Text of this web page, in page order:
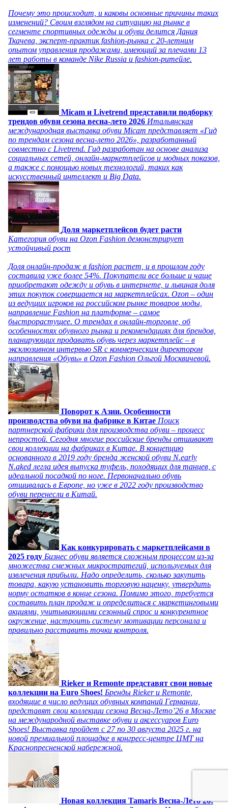
Почему это происходит, и каковы основные причины таких
изменений? Своим взглядом на ситуацию на рынке в
сегменте спортивных одежды и обуви делится Дания
Ткачева, эксперт-практик fashion-рынка с 20-летним
опытом управления продажами, имеющий за плечами 13
лет работы в команде Nike Russia и fashion-ритейле.
Micam и Livetrend представили подборку
трендов обуви сезона весна-лето 2026 Итальянская
международная выставка обуви Micam представляет «Гид
по трендам сезона весна-лето 2026», разработанный
совместно с Livetrend. Гид разработан на основе анализа
социальных сетей, онлайн-маркетплейсов и модных показов,
а также с помощью новых технологий, таких как
искусственный интеллект и Big Data.
Доля маркетплейсов будет расти
Категория обуви на Ozon Fashion демонстрирует
устойчивый рост
Доля онлайн-продаж в fashion растет, и в прошлом году
составила уже более 54%. Покупатели все больше и чаще
приобретают одежду и обувь в интернете, и львиная доля
этих покупок совершается на маркетплейсах. Ozon – один
из ведущих игроков на российском рынке товаров моды,
направление Fashion на платформе – самое
быстрорастущее. О трендах в онлайн-торговле, об
особенностях обувного рынка и рекомендациях для брендов,
планирующих продавать обувь через маркетплейс – в
эксклюзивном интервью SR с коммерческим директором
направления «Обувь» в Ozon Fashion Ольгой Москвичевой.
Поворот к Азии. Особенности
производства обуви на фабрике в Китае Поиск
партнерской фабрики для производства обуви – процесс
непростой. Сегодня многие российские бренды отшивают
свои коллекции на фабриках в Китае. В концепцию
основанного в 2019 году бренда женской обуви N.early
N.aked легла идея выпуска туфель, походящих для танцев, с
идеальной посадкой по ноге. Первоначально обувь
отшивалась в Европе, но уже в 2022 году производство
обуви перенесли в Китай.
Как конкурировать с маркетплейсами в
2025 году Бизнес обуви является сложным процессом из-за
множества смежных микростратегий, используемых для
извлечения прибыли. Надо определить, сколько закупить
товара, какую установить торговую наценку, утвердить
норму остатков в конце сезона. Помимо этого, требуется
составить план продаж и определиться с маркетинговыми
акциями, учитывающими сезонный спрос и конкурентное
окружение, настроить систему мотивации персонала и
правильно расставить точки контроля.
Rieker и Remonte представят свои новые
коллекции на Euro Shoes! Бренды Rieker и Remonte,
входящие в число ведущих обувных компаний Германии,
представят свои коллекции сезона Весна-Лето’26 в Москве
на международной выставке обуви и аксессуаров Euro
Shoes! Выставка пройдет c 27 по 30 августа 2025 г. на
новой премиальной площадке в конгресс-центре ЦМТ на
Краснопресненской набережной.
Новая коллекция Tamaris Весна-Лето 26: